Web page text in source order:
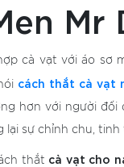
Mr
cà vạt với áo sơ
cách thắt cà vạt
hơn với người đối
sự chỉnh chu,
thắt cà vạt cho